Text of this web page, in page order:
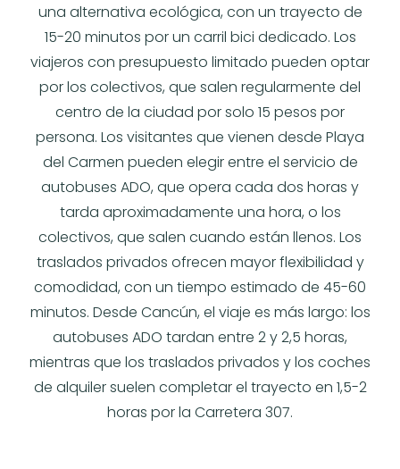
una alternativa ecológica, con un trayecto de
15-20 minutos por un carril bici dedicado. Los
viajeros con presupuesto limitado pueden optar
por los colectivos, que salen regularmente del
centro de la ciudad por solo 15 pesos por
persona. Los visitantes que vienen desde Playa
del Carmen pueden elegir entre el servicio de
autobuses ADO, que opera cada dos horas y
tarda aproximadamente una hora, o los
colectivos, que salen cuando están llenos. Los
traslados privados ofrecen mayor flexibilidad y
comodidad, con un tiempo estimado de 45-60
minutos. Desde Cancún, el viaje es más largo: los
autobuses ADO tardan entre 2 y 2,5 horas,
mientras que los traslados privados y los coches
de alquiler suelen completar el trayecto en 1,5-2
horas por la Carretera 307.